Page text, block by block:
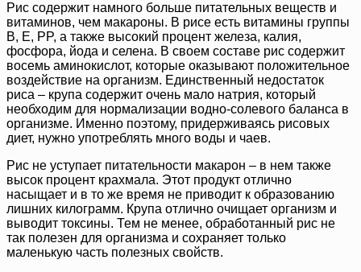
Рис содержит намного больше питательных веществ и
витаминов, чем макароны. В рисе есть витамины группы
В, Е, PP, а также высокий процент железа, калия,
фосфора, йода и селена. В своем составе рис содержит
восемь аминокислот, которые оказывают положительное
воздействие на организм. Единственный недостаток
риса – крупа содержит очень мало натрия, который
необходим для нормализации водно-солевого баланса в
организме. Именно поэтому, придерживаясь рисовых
диет, нужно употреблять много воды и чаев.
Рис не уступает питательности макарон – в нем также
высок процент крахмала. Этот продукт отлично
насыщает и в то же время не приводит к образованию
лишних килограмм. Крупа отлично очищает организм и
выводит токсины. Тем не менее, обработанный рис не
так полезен для организма и сохраняет только
маленькую часть полезных свойств.